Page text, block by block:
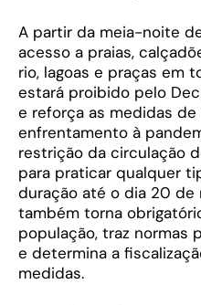
A partir da meia-noite
acesso a praias,
rio, lagoas e praças em
estará proibido pelo
e reforça as medidas
enfrentamento à
restrição da circulação
para praticar qualquer
duração até o dia 20 de
também torna
população, traz normas
e determina a
medidas.